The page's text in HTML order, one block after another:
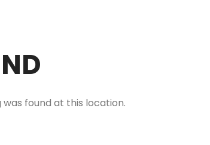
was found at this location.